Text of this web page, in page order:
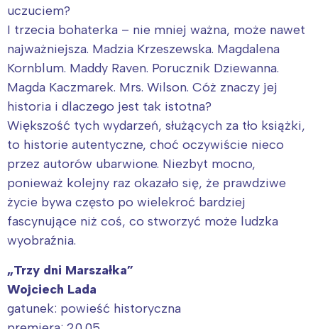
uczuciem?
I trzecia bohaterka – nie mniej ważna, może nawet
najważniejsza. Madzia Krzeszewska. Magdalena
Kornblum. Maddy Raven. Porucznik Dziewanna.
Magda Kaczmarek. Mrs. Wilson. Cóż znaczy jej
historia i dlaczego jest tak istotna?
Większość tych wydarzeń, służących za tło książki,
to historie autentyczne, choć oczywiście nieco
przez autorów ubarwione. Niezbyt mocno,
ponieważ kolejny raz okazało się, że prawdziwe
życie bywa często po wielekroć bardziej
fascynujące niż coś, co stworzyć może ludzka
wyobraźnia.
„Trzy dni Marszałka”
Wojciech Lada
gatunek: powieść historyczna